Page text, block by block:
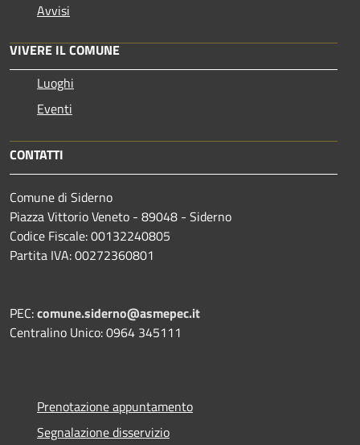
Avvisi
VIVERE IL COMUNE
Luoghi
Eventi
CONTATTI
Comune di Siderno
Piazza Vittorio Veneto - 89048 - Siderno
Codice Fiscale: 00132240805
Partita IVA: 00272360801
PEC:comune.siderno@asmepec.it
Centralino Unico: 0964 345111
Prenotazione appuntamento
Segnalazione disservizio